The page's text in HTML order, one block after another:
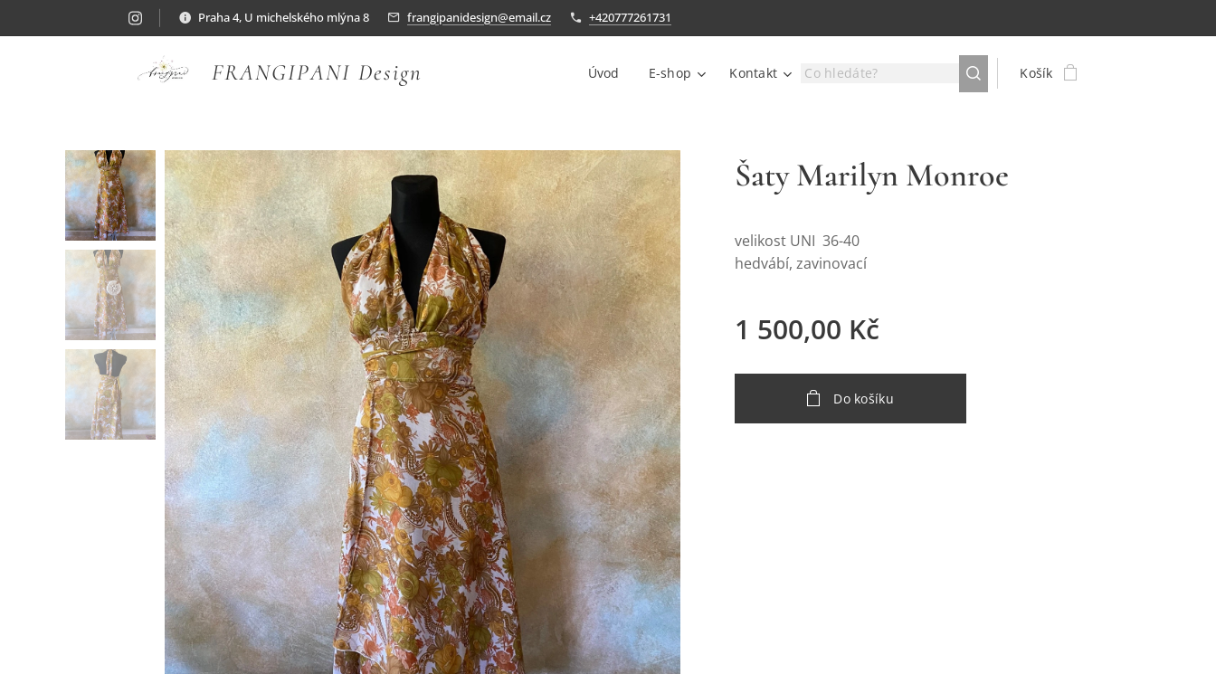
Praha 4, U michelského mlýna 8 frangipanidesign@email.cz +420777261731
FRANGIPANI Design Úvod E-shop Kontakt Košík
Šaty Marilyn Monroe
velikost UNI 36-40
hedvábí, zavinovací
1 500,00 Kč
Do košíku